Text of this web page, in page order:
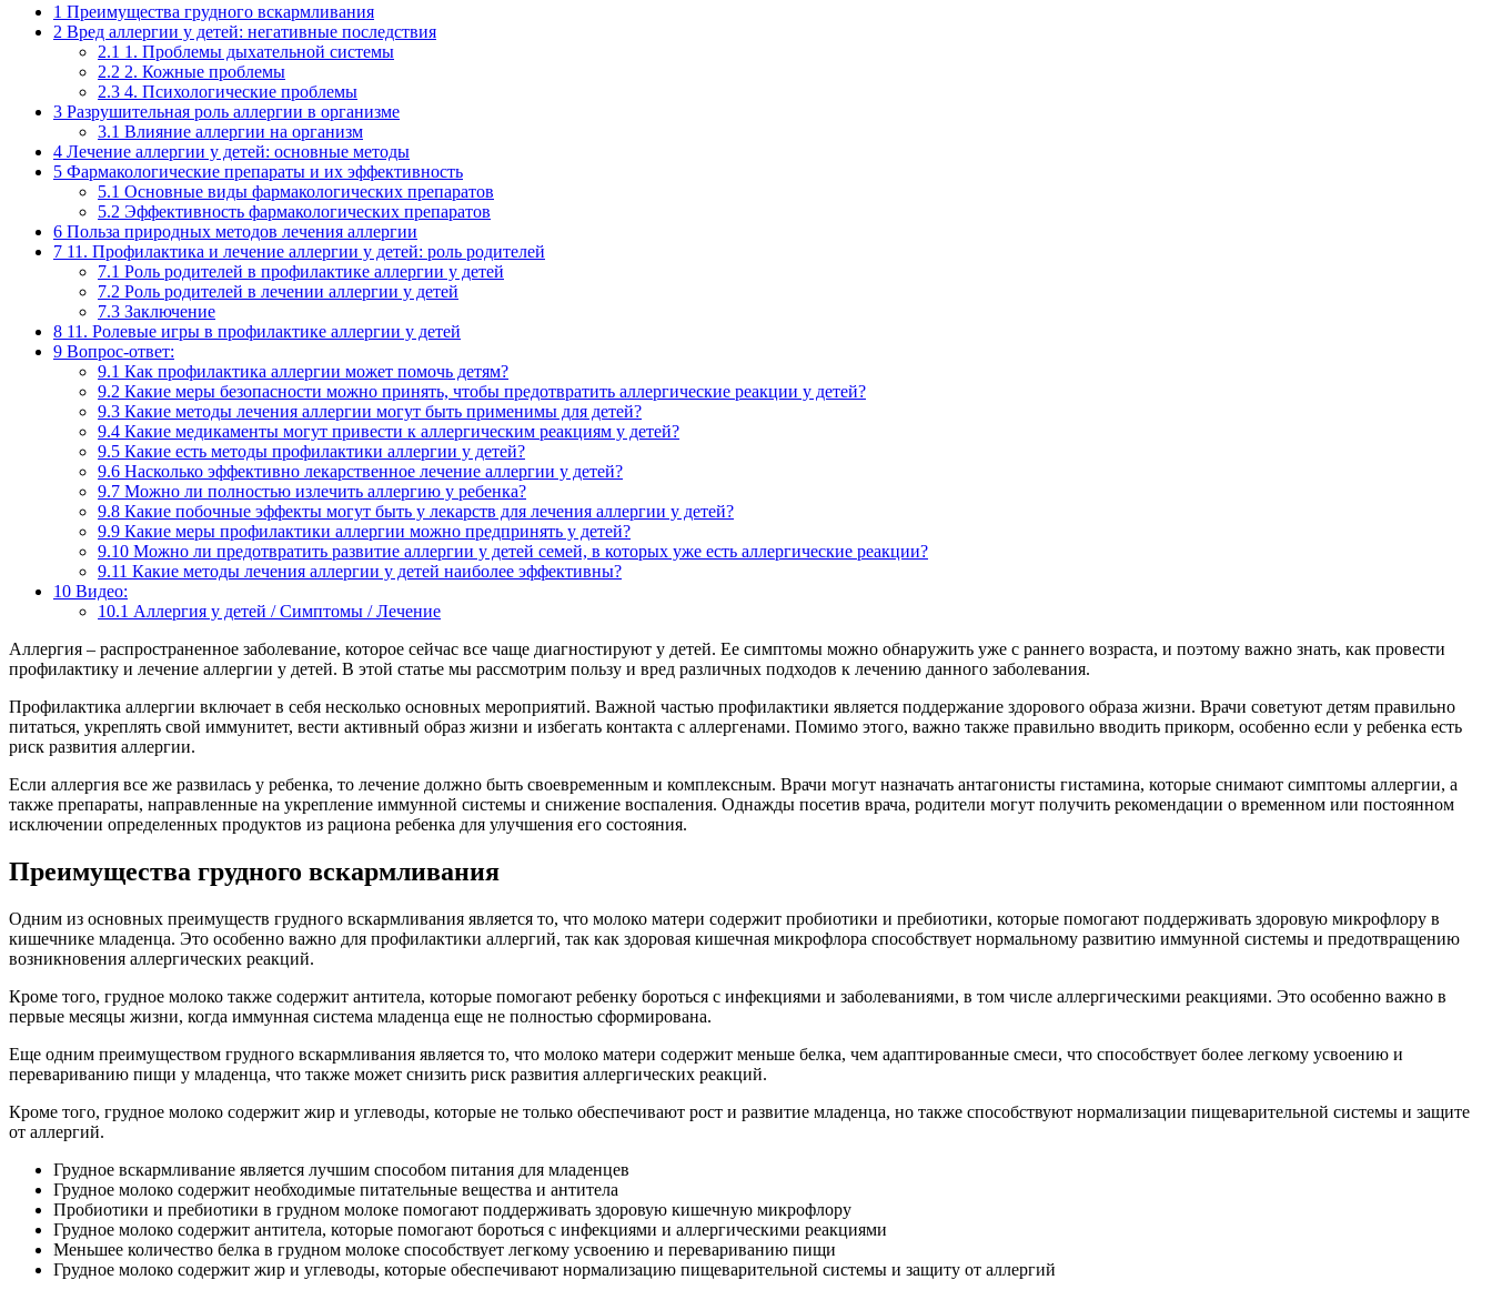
1 Преимущества грудного вскармливания
2 Вред аллергии у детей: негативные последствия
2.1 1. Проблемы дыхательной системы
2.2 2. Кожные проблемы
2.3 4. Психологические проблемы
3 Разрушительная роль аллергии в организме
3.1 Влияние аллергии на организм
4 Лечение аллергии у детей: основные методы
5 Фармакологические препараты и их эффективность
5.1 Основные виды фармакологических препаратов
5.2 Эффективность фармакологических препаратов
6 Польза природных методов лечения аллергии
7 11. Профилактика и лечение аллергии у детей: роль родителей
7.1 Роль родителей в профилактике аллергии у детей
7.2 Роль родителей в лечении аллергии у детей
7.3 Заключение
8 11. Ролевые игры в профилактике аллергии у детей
9 Вопрос-ответ:
9.1 Как профилактика аллергии может помочь детям?
9.2 Какие меры безопасности можно принять, чтобы предотвратить аллергические реакции у детей?
9.3 Какие методы лечения аллергии могут быть применимы для детей?
9.4 Какие медикаменты могут привести к аллергическим реакциям у детей?
9.5 Какие есть методы профилактики аллергии у детей?
9.6 Насколько эффективно лекарственное лечение аллергии у детей?
9.7 Можно ли полностью излечить аллергию у ребенка?
9.8 Какие побочные эффекты могут быть у лекарств для лечения аллергии у детей?
9.9 Какие меры профилактики аллергии можно предпринять у детей?
9.10 Можно ли предотвратить развитие аллергии у детей семей, в которых уже есть аллергические реакции?
9.11 Какие методы лечения аллергии у детей наиболее эффективны?
10 Видео:
10.1 Аллергия у детей / Симптомы / Лечение
Аллергия – распространенное заболевание, которое сейчас все чаще диагностируют у детей. Ее симптомы можно обнаружить уже с раннего возраста, и поэтому важно знать, как провести
профилактику и лечение аллергии у детей. В этой статье мы рассмотрим пользу и вред различных подходов к лечению данного заболевания.
Профилактика аллергии включает в себя несколько основных мероприятий. Важной частью профилактики является поддержание здорового образа жизни. Врачи советуют детям правильно
питаться, укреплять свой иммунитет, вести активный образ жизни и избегать контакта с аллергенами. Помимо этого, важно также правильно вводить прикорм, особенно если у ребенка есть
риск развития аллергии.
Если аллергия все же развилась у ребенка, то лечение должно быть своевременным и комплексным. Врачи могут назначать антагонисты гистамина, которые снимают симптомы аллергии, а
также препараты, направленные на укрепление иммунной системы и снижение воспаления. Однажды посетив врача, родители могут получить рекомендации о временном или постоянном
исключении определенных продуктов из рациона ребенка для улучшения его состояния.
Преимущества грудного вскармливания
Одним из основных преимуществ грудного вскармливания является то, что молоко матери содержит пробиотики и пребиотики, которые помогают поддерживать здоровую микрофлору в
кишечнике младенца. Это особенно важно для профилактики аллергий, так как здоровая кишечная микрофлора способствует нормальному развитию иммунной системы и предотвращению
возникновения аллергических реакций.
Кроме того, грудное молоко также содержит антитела, которые помогают ребенку бороться с инфекциями и заболеваниями, в том числе аллергическими реакциями. Это особенно важно в
первые месяцы жизни, когда иммунная система младенца еще не полностью сформирована.
Еще одним преимуществом грудного вскармливания является то, что молоко матери содержит меньше белка, чем адаптированные смеси, что способствует более легкому усвоению и
перевариванию пищи у младенца, что также может снизить риск развития аллергических реакций.
Кроме того, грудное молоко содержит жир и углеводы, которые не только обеспечивают рост и развитие младенца, но также способствуют нормализации пищеварительной системы и защите
от аллергий.
Грудное вскармливание является лучшим способом питания для младенцев
Грудное молоко содержит необходимые питательные вещества и антитела
Пробиотики и пребиотики в грудном молоке помогают поддерживать здоровую кишечную микрофлору
Грудное молоко содержит антитела, которые помогают бороться с инфекциями и аллергическими реакциями
Меньшее количество белка в грудном молоке способствует легкому усвоению и перевариванию пищи
Грудное молоко содержит жир и углеводы, которые обеспечивают нормализацию пищеварительной системы и защиту от аллергий